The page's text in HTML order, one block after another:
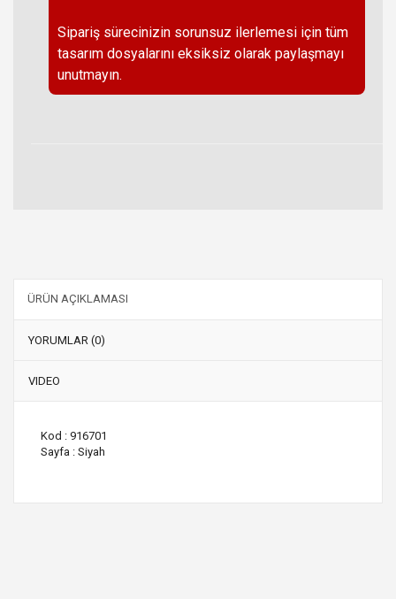
Sipariş sürecinizin sorunsuz ilerlemesi için tüm
tasarım dosyalarını eksiksiz olarak paylaşmayı
unutmayın.
ÜRÜN AÇIKLAMASI
YORUMLAR (0)
VIDEO
Kod : 916701
Sayfa : Siyah